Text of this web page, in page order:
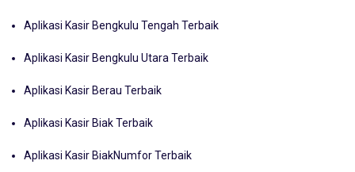
Aplikasi Kasir Bengkulu Tengah Terbaik
Aplikasi Kasir Bengkulu Utara Terbaik
Aplikasi Kasir Berau Terbaik
Aplikasi Kasir Biak Terbaik
Aplikasi Kasir BiakNumfor Terbaik